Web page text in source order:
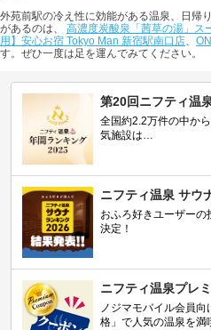
外苑前駅の冷え性に効能がある温泉、日帰
があるのは、 高濃度炭酸泉「茜草の湯」ス
用】安心お宿 Tokyo Man 新宿駅南口店、
す。ぜひ一度は足を運んでみてください。
第20回ニフティ温
全国約2.2万件の中か
気施設は…
ニフティ温泉 サウ
おふろ好きユーザー
決定！
ニフティ温泉プレ
ノジマモバイル会員
格」で人気の温泉を満